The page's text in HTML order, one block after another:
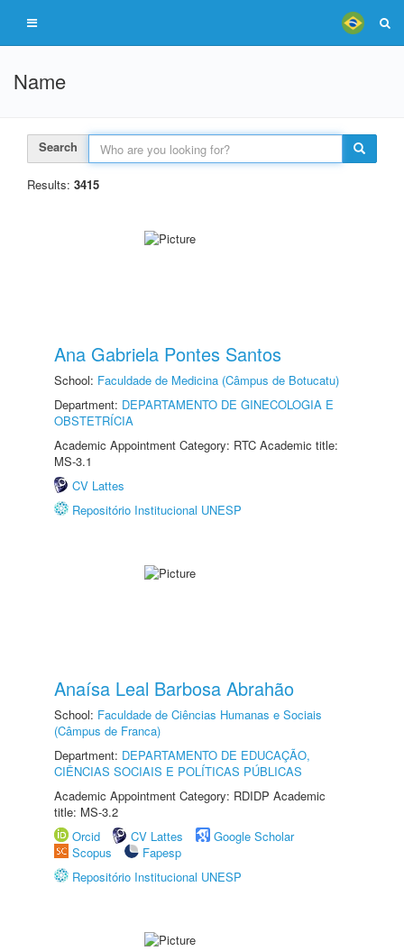
Name
Search
Results: 3415
Ana Gabriela Pontes Santos
School: Faculdade de Medicina (Câmpus de Botucatu)
Department: DEPARTAMENTO DE GINECOLOGIA E
OBSTETRÍCIA
Academic Appointment Category: RTC Academic title:
MS-3.1
CV Lattes
Repositório Institucional UNESP
Anaísa Leal Barbosa Abrahão
School: Faculdade de Ciências Humanas e Sociais
(Câmpus de Franca)
Department: DEPARTAMENTO DE EDUCAÇÃO,
CIÊNCIAS SOCIAIS E POLÍTICAS PÚBLICAS
Academic Appointment Category: RDIDP Academic
title: MS-3.2
Orcid
CV Lattes
Google Scholar
Scopus
Fapesp
Repositório Institucional UNESP